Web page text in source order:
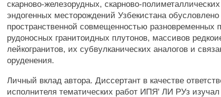
скарново-железорудных, скарново-
эндогенных месторождений Узбекистана обусловлено
пространственной совмещенностью разновременных
рудоносных гранитоидных плутонов, массивов
лейкогранитов, их субвулканических аналогов и
оруденения.
Личный вклад автора. Диссертант в качестве
исполнителя тематических работ ИПЯ' ЛИ РУз изучал